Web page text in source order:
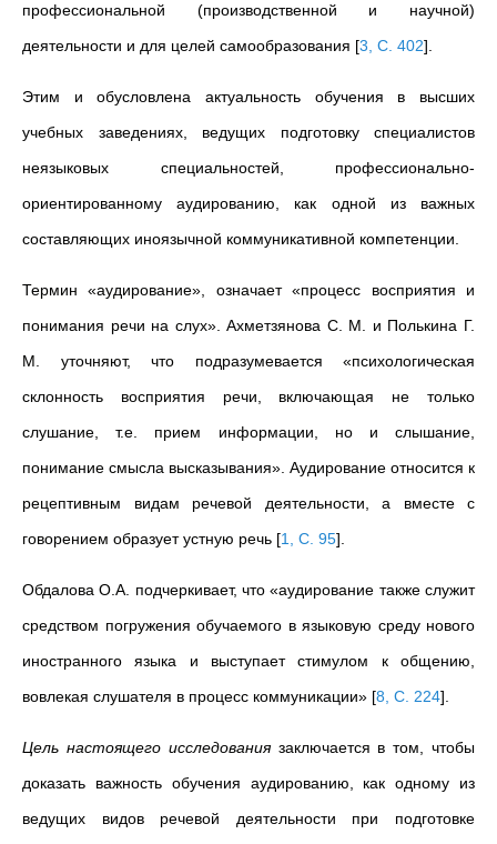
профессиональной (производственной и научной)
деятельности и для целей самообразования [3, С. 402]
Этим и обусловлена актуальность обучения в высших
учебных заведениях, ведущих подготовку специалистов
неязыковых специальностей, профессионально-
ориентированному аудированию, как одной из важных
составляющих иноязычной коммуникативной компетенции.
Термин «аудирование», означает «процесс восприятия и
понимания речи на слух». Ахметзянова С. М. и Полькина Г.
М. уточняют, что подразумевается «психологическая
склонность восприятия речи, включающая не только
слушание, т.е. прием информации, но и слышание,
понимание смысла высказывания». Аудирование относится к
рецептивным видам речевой деятельности, а вместе с
говорением образует устную речь [1, С. 95]
Обдалова О.А. подчеркивает, что «аудирование также служит
средством погружения обучаемого в языковую среду нового
иностранного языка и выступает стимулом к общению,
вовлекая слушателя в процесс коммуникации» [8, С. 224]
Цель настоящего исследованиязаключается в том, чтобы
доказать важность обучения аудированию, как одному из
ведущих видов речевой деятельности при подготовке